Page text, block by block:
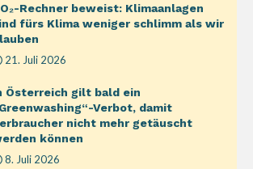
Rechner beweist: Klimaanlagen
fürs Klima weniger schlimm als wir
21. Juli 2026
Österreich gilt bald ein
Verbot, damit
nicht mehr getäuscht
können
8. Juli 2026